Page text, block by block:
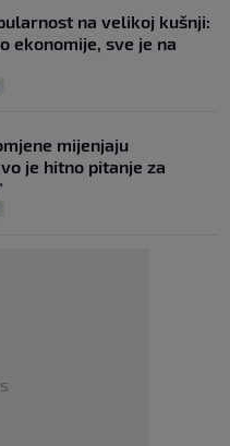
na velikoj kušnji:
ekonomije, sve je na
mijenjaju
je hitno pitanje za